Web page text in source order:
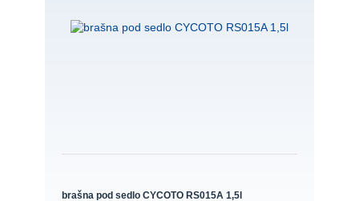
brašna pod sedlo CYCOTO RS015A 1,5l